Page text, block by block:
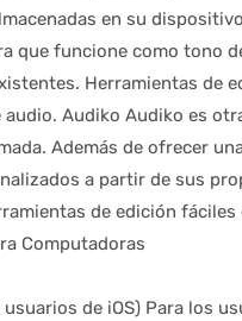
en su
que funcione como tono
Herramientas de
Audiko Audiko es
Además de ofrecer
a partir de sus
de edición
Computadoras
usuarios de iOS) Para los